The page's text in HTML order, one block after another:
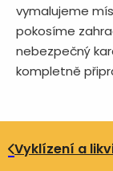
vymalujeme
pokosíme
nebezpečný
kompletně
Vyklízení a